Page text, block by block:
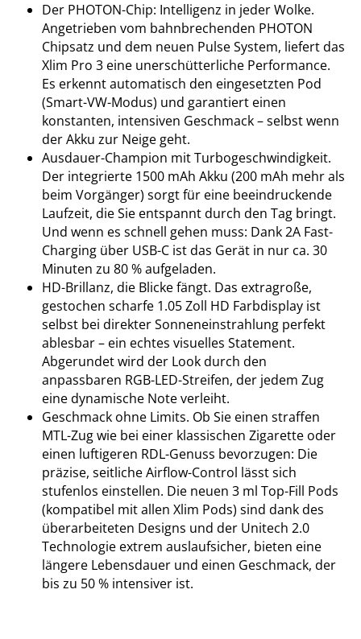
Der PHOTON-Chip: Intelligenz in jeder Wolke.
Angetrieben vom bahnbrechenden PHOTON
Chipsatz und dem neuen Pulse System, liefert das
Xlim Pro 3 eine unerschütterliche Performance.
Es erkennt automatisch den eingesetzten Pod
(Smart-VW-Modus) und garantiert einen
konstanten, intensiven Geschmack – selbst wenn
der Akku zur Neige geht.
Ausdauer-Champion mit Turbogeschwindigkeit.
Der integrierte 1500 mAh Akku (200 mAh mehr als
beim Vorgänger) sorgt für eine beeindruckende
Laufzeit, die Sie entspannt durch den Tag bringt.
Und wenn es schnell gehen muss: Dank 2A Fast-
Charging über USB-C ist das Gerät in nur ca. 30
Minuten zu 80 % aufgeladen.
HD-Brillanz, die Blicke fängt. Das extragroße,
gestochen scharfe 1.05 Zoll HD Farbdisplay ist
selbst bei direkter Sonneneinstrahlung perfekt
ablesbar – ein echtes visuelles Statement.
Abgerundet wird der Look durch den
anpassbaren RGB-LED-Streifen, der jedem Zug
eine dynamische Note verleiht.
Geschmack ohne Limits. Ob Sie einen straffen
MTL-Zug wie bei einer klassischen Zigarette oder
einen luftigeren RDL-Genuss bevorzugen: Die
präzise, seitliche Airflow-Control lässt sich
stufenlos einstellen. Die neuen 3 ml Top-Fill Pods
(kompatibel mit allen Xlim Pods) sind dank des
überarbeiteten Designs und der Unitech 2.0
Technologie extrem auslaufsicher, bieten eine
längere Lebensdauer und einen Geschmack, der
bis zu 50 % intensiver ist.